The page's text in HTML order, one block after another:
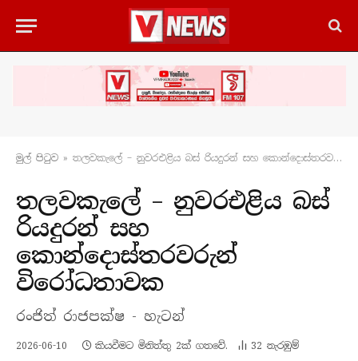
මුල් පිටු​ව » තලවකැලේ – නුවරඑළිය බස් රියදුරන් සහ කොන්දොස්තරවරුන් විරෝධතාවක
තලවකැලේ – නුවරඑළිය බස්
රියදුරන් සහ
කොන්දොස්තරවරුන්
විරෝධතාවක
රංජිත් රාජපක්ෂ - හැටන්
2026-06-10 කියවීමට මිනිත්තු 2ක් ගතවේ. 32 නැරඹු​ම්